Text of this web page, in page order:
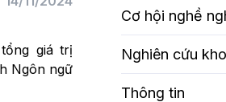
giá trị
Ngôn ngữ
Cơ hội nghề
Nghiên cứu
Thông tin